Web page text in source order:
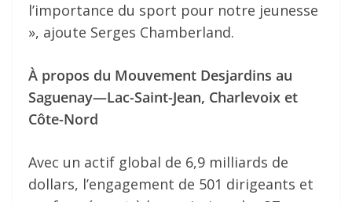
l’importance du sport pour notre jeunesse
», ajoute Serges Chamberland.
À propos du Mouvement Desjardins au
Saguenay—Lac-Saint-Jean, Charlevoix et
Côte-Nord
Avec un actif global de 6,9 milliards de
dollars, l’engagement de 501 dirigeants et